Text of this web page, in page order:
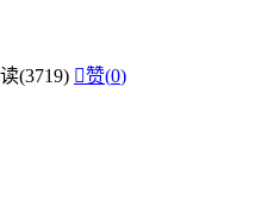
(3719) 赞(0)